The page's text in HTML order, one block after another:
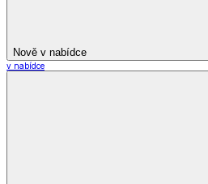
Nově v nabídce
v nabídce